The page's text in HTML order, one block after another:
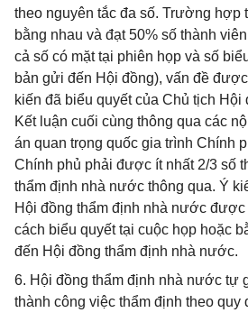
theo nguyên tắc đa số. Trường hợp
bằng nhau và đạt 50% số thành
cả số có mặt tại phiên họp và số
bản gửi đến Hội đồng), vấn đề
kiến đã biểu quyết của Chủ tịch Hội
Kết luận cuối cùng thông qua các
án quan trọng quốc gia trình Chính
Chính phủ phải được ít nhất 2/3 số
thẩm định nhà nước thông qua. Ý
Hội đồng thẩm định nhà nước
cách biểu quyết tại cuộc họp hoặc
đến Hội đồng thẩm định nhà nước.
6. Hội đồng thẩm định nhà nước tự
thành công việc thẩm định theo quy